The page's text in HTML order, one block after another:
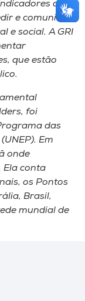
que
e comunicar
e social. A GRI
que estão
foi
das
Em
onde
Ela conta
os Pontos
Brasil,
mundial de